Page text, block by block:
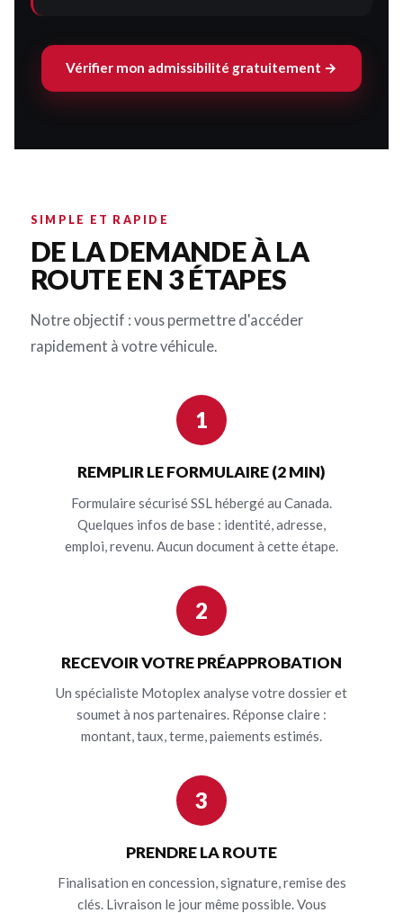
Vérifier mon admissibilité gratuitement →
SIMPLE ET RAPIDE
DE LA DEMANDE À LA
ROUTE EN 3 ÉTAPES
Notre objectif : vous permettre d'accéder
rapidement à votre véhicule.
1
REMPLIR LE FORMULAIRE (2 MIN)
Formulaire sécurisé SSL hébergé au Canada.
Quelques infos de base : identité, adresse,
emploi, revenu. Aucun document à cette étape.
2
RECEVOIR VOTRE PRÉAPPROBATION
Un spécialiste Motoplex analyse votre dossier et
soumet à nos partenaires. Réponse claire :
montant, taux, terme, paiements estimés.
3
PRENDRE LA ROUTE
Finalisation en concession, signature, remise des
clés. Livraison le jour même possible. Vous